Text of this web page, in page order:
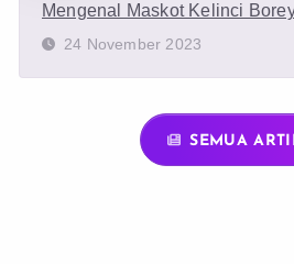
Mengenal Maskot Kelinci
Pembukaan SEA Games 2023
24 November 2023
SEMUA